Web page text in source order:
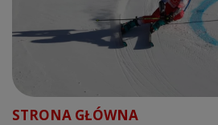
STRONA GŁÓWNA